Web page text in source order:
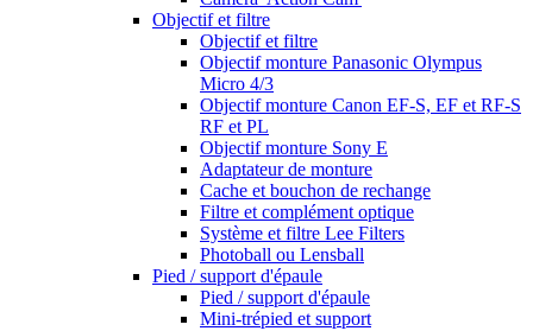
Objectif et filtre
Objectif et filtre
Objectif monture Panasonic Olympus
Micro 4/3
Objectif monture Canon EF-S, EF et RF-S
RF et PL
Objectif monture Sony E
Adaptateur de monture
Cache et bouchon de rechange
Filtre et complément optique
Système et filtre Lee Filters
Photoball ou Lensball
Pied / support d'épaule
Pied / support d'épaule
Mini-trépied et support